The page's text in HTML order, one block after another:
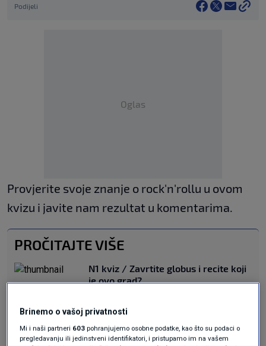
Podijeli
Oglas
Provjerite svoje znanje o rock'n'rollu u ovom
kvizu i javite nam rezultat u komentarima.
PROČITAJTE VIŠE
N1 kviz / Zavrtite globus i recite koji
je ovo grad?
N1 KVIZ / Koliko znate o rijekama i
LIFESTYLE|17. lis.
Brinemo o vašoj privatnosti
Mi i naši partneri 603 pohranjujemo osobne podatke, kao što su podaci o
pregledavanju ili jedinstveni identifikatori, i pristupamo im na vašem